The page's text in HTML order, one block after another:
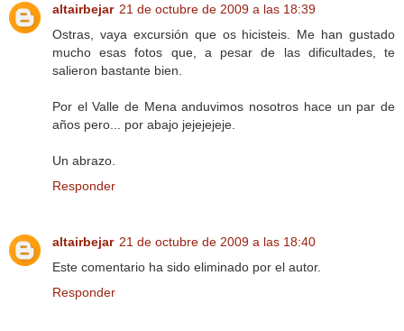
altairbejar 21 de octubre de 2009 a las 18:39
Ostras, vaya excursión que os hicisteis. Me han gustado
mucho esas fotos que, a pesar de las dificultades, te
salieron bastante bien.
Por el Valle de Mena anduvimos nosotros hace un par de
años pero... por abajo jejejejeje.
Un abrazo.
Responder
altairbejar 21 de octubre de 2009 a las 18:40
Este comentario ha sido eliminado por el autor.
Responder